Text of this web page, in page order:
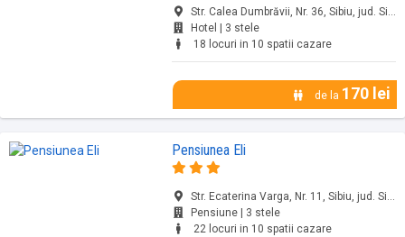
Str. Calea Dumbrăvii, Nr. 36, Sibiu, jud. Sibiu
Hotel | 3 stele
18 locuri in 10 spatii cazare
de la 170 lei
Pensiunea Eli
Str. Ecaterina Varga, Nr. 11, Sibiu, jud. Sibiu
Pensiune | 3 stele
22 locuri in 10 spatii cazare